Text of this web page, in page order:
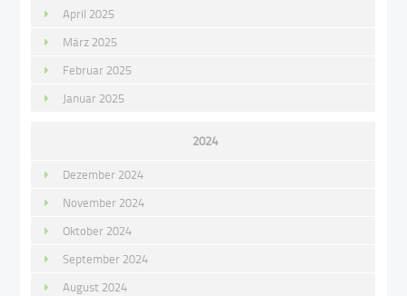
April 2025
März 2025
Februar 2025
Januar 2025
2024
Dezember 2024
November 2024
Oktober 2024
September 2024
August 2024